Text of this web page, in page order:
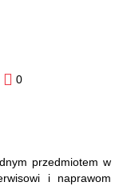
0
przedmiotem w
i naprawom